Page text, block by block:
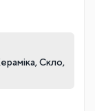
Скло,